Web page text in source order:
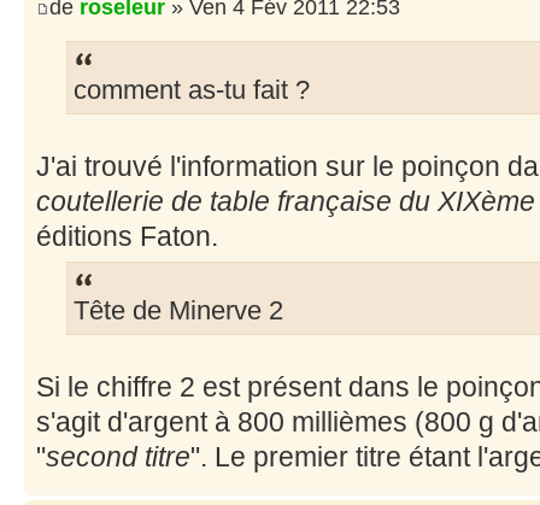
de roseleur » Ven 4 Fév 2011 22:53
comment as-tu fait ?
J'ai trouvé l'information sur le poinçon
coutellerie de table française du
éditions Faton.
Tête de Minerve 2
Si le chiffre 2 est présent dans le
s'agit d'argent à 800 millièmes (800 g
"second titre". Le premier titre étant